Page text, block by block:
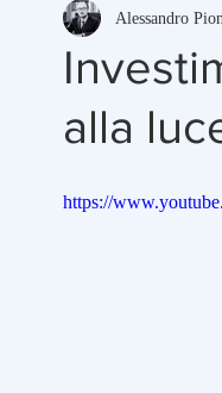
Maria Luisa Calini
alla
Alessandro
https://